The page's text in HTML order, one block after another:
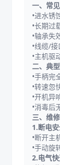
一、常
•进水锈
•长期过
•轴承失
•线缆/
•主机驱
二、典
•手柄完
•转速忽
•开机异
•消毒后
三、维
1.断电
•断开主
•手动旋
2.电气快